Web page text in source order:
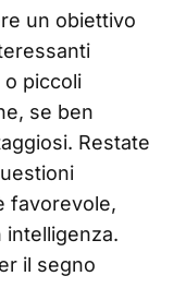
un obiettivo
piccoli
se ben
Restate
favorevole,
intelligenza.
il segno